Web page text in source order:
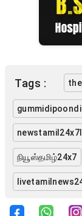
Tags :
gummidipoondi
நியூஸ்தமிழ்24x7